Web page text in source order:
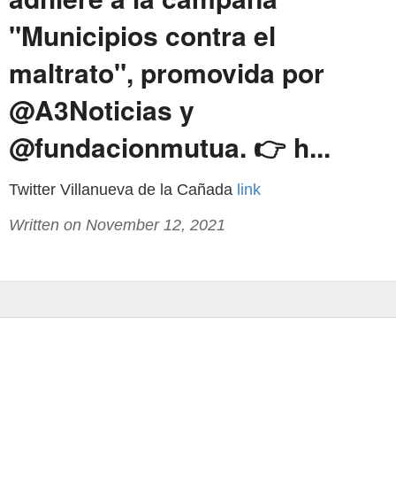
"Municipios contra el
maltrato", promovida por
@A3Noticias y
@fundacionmutua. 👉 h...
Twitter Villanueva de la Cañada link
Written on November 12, 2021